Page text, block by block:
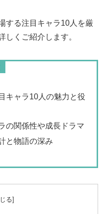
する注目キャラ10人を厳
しくご紹介します。
キャラ10人の魅力と役
の関係性や成長ドラマ
と物語の深み